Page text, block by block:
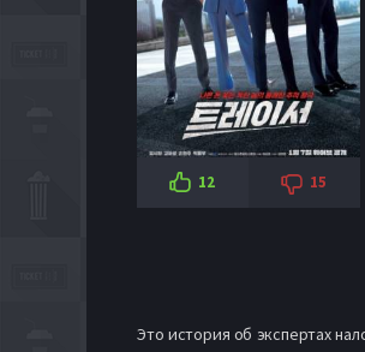
12 15
Это история об экспертах